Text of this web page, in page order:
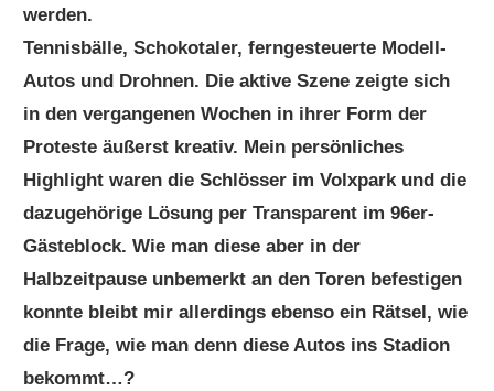
werden.
Tennisbälle, Schokotaler, ferngesteuerte Modell-
Autos und Drohnen. Die aktive Szene zeigte sich
in den vergangenen Wochen in ihrer Form der
Proteste äußerst kreativ. Mein persönliches
Highlight waren die Schlösser im Volxpark und die
dazugehörige Lösung per Transparent im 96er-
Gästeblock. Wie man diese aber in der
Halbzeitpause unbemerkt an den Toren befestigen
konnte bleibt mir allerdings ebenso ein Rätsel, wie
die Frage, wie man denn diese Autos ins Stadion
bekommt…?